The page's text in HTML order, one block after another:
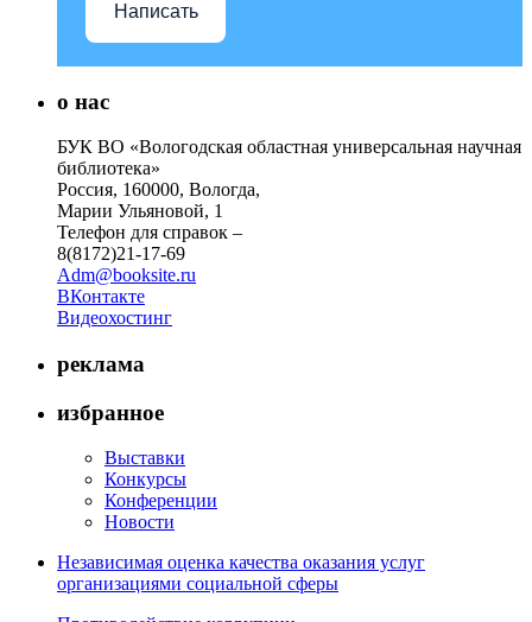
Написать
о нас
БУК ВО «Вологодская областная универсальная научная
библиотека»
Россия, 160000, Вологда,
Марии Ульяновой, 1
Телефон для справок –
8(8172)21-17-69
Adm@booksite.ru
ВКонтакте
Видеохостинг
реклама
избранное
Выставки
Конкурсы
Конференции
Новости
Независимая оценка качества оказания услуг
организациями социальной сферы